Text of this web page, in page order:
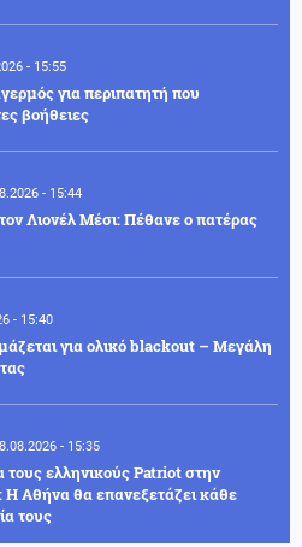
- 15:55
για περιπατητή που
βοήθειες
- 15:44
Λιονέλ Μέσι: Πέθανε ο πατέρας
- 15:40
για ολικό blackout – Μεγάλη
- 15:35
τους ελληνικούς Patriot στην
Η Αθήνα θα επανεξετάζει κάθε
τους